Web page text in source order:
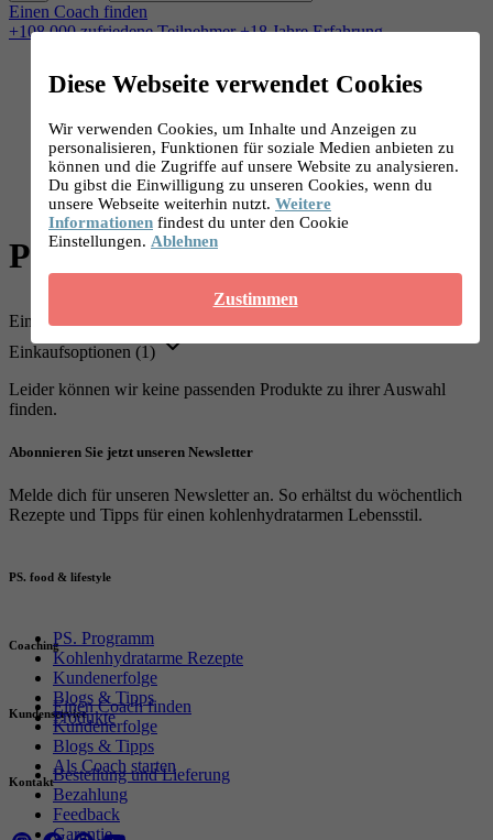
Diese Webseite verwendet Cookies
Wir verwenden Cookies, um Inhalte und Anzeigen zu
personalisieren, Funktionen für soziale Medien anbieten zu
können und die Zugriffe auf unsere Website zu analysieren.
Du gibst die Einwilligung zu unseren Cookies, wenn du
unsere Webseite weiterhin nutzt. Weitere
Informationen findest du unter den Cookie
Einstellungen. Ablehnen
Zustimmen
Einen Coach finden
+108.000 zufriedene Teilnehmer+18 Jahre Erfahrung
FAQ
Coach werden
Startseite
> PS. food & lifestyle Produkte
PS. food & lifestyle Produkte
Einkaufen nach
Einkaufsoptionen (1)
Leider können wir keine passenden Produkte zu ihrer Auswahl
finden.
Abonnieren Sie jetzt unseren Newsletter
Melde dich für unseren Newsletter an. So erhältst du wöchentlich
Rezepte und Tipps für einen kohlenhydratarmen Lebensstil.
PS. food & lifestyle
PS. Programm
Kohlenhydratarme Rezepte
Kundenerfolge
Blogs & Tipps
Produkte
Coaching
Einen Coach finden
Kundenerfolge
Blogs & Tipps
Als Coach starten
Kundenservice
Bestellung und Lieferung
Bezahlung
Feedback
Garantie
Kontakt